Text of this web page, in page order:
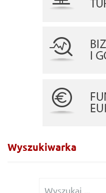
Wyszukiwarka
Wyszukiwanie